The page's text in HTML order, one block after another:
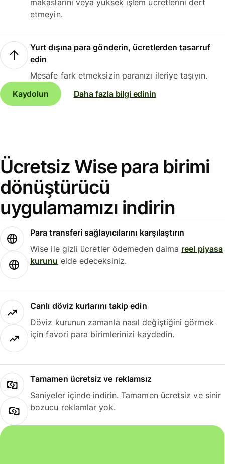
makaslarını veya yüksek işlem ücretlerini dert
etmeyin.
Yurt dışına para gönderin, ücretlerden tasarruf
edin
Mesafe fark etmeksizin paranızı ileriye taşıyın.
Kaydolun
Daha fazla bilgi edinin
Ücretsiz Wise para birimi
dönüştürücü
uygulamamızı indirin
Para transferi sağlayıcılarını karşılaştırın
Wise ile gizli ücretler ödemeden daima reel piyasa
kurunu elde edeceksiniz.
Canlı döviz kurlarını takip edin
Döviz kurunun zamanla nasıl değiştiğini görmek
için favori para birimlerinizi kaydedin.
Tamamen ücretsiz ve reklamsız
Saniyeler içinde indirin. Tamamen ücretsiz ve sinir
bozucu reklamlar yok.